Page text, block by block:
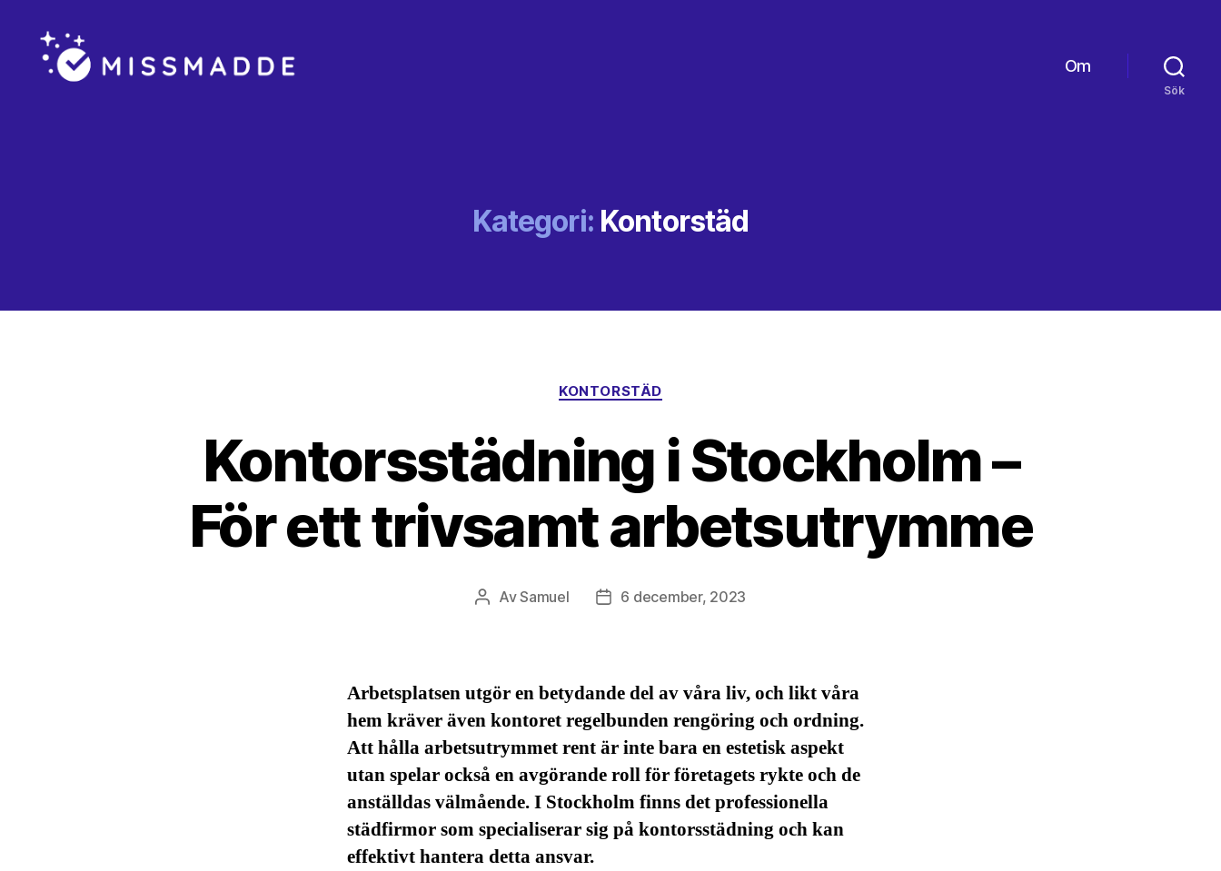
Om
Sök
Kategori: Kontorstäd
Kategorier
KONTORSTÄD
Kontorsstädning i Stockholm –
För ett trivsamt arbetsutrymme
Inläggsförfattare
AvSamuel Inläggsdatum
6 december, 2023
Arbetsplatsen utgör en betydande del av våra liv, och likt våra
hem kräver även kontoret regelbunden rengöring och ordning.
Att hålla arbetsutrymmet rent är inte bara en estetisk aspekt
utan spelar också en avgörande roll för företagets rykte och de
anställdas välmående. I Stockholm finns det professionella
städfirmor som specialiserar sig på kontorsstädning och kan
effektivt hantera detta ansvar.